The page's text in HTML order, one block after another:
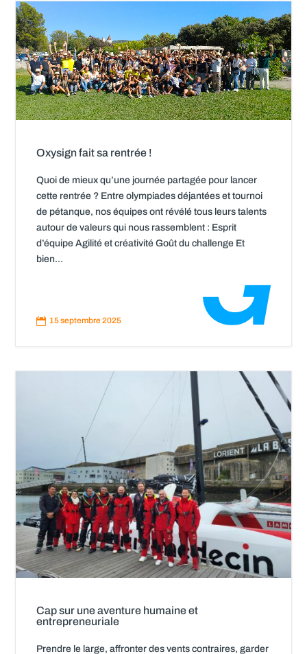
Oxysign fait sa rentrée !
Quoi de mieux qu’une journée partagée pour lancer
cette rentrée ? Entre olympiades déjantées et tournoi
de pétanque, nos équipes ont révélé tous leurs talents
autour de valeurs qui nous rassemblent : Esprit
d’équipe Agilité et créativité Goût du challenge Et
bien...
Read
More
 15 septembre 2025
Cap sur une aventure humaine et
entrepreneuriale
Prendre le large, affronter des vents contraires, garder